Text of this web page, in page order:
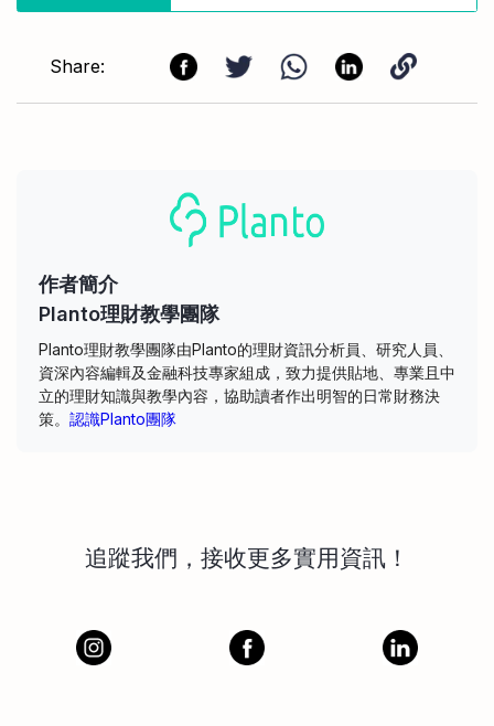
Share:
作者簡介
Planto理財教學團隊
Planto理財教學團隊由Planto的理財資訊分析員、研究人員、
資深內容編輯及金融科技專家組成，致力提供貼地、專業且中
立的理財知識與教學內容，協助讀者作出明智的日常財務決
策。 認識Planto團隊
追蹤我們，接收更多實用資訊！